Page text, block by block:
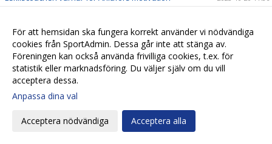
Eskilsminne IF - Ahlafors IF 2023-10-16 15:18
Eskils bröt förlustsviten 2023-10-15 16:04
Eskilsminne IF - Tvååkers IF 2023-10-10 11:45
Succédebut för 19-årige Amir men ny förlust
Eskils lyfter upp ny talang i A-truppen
Eskilscoachen vill se en kvalitetshöjning
Casper vägrar kasta in handduken
För att hemsidan ska fungera korrekt använder vi nödvändiga
cookies från SportAdmin. Dessa går inte att stänga av.
Föreningen kan också använda frivilliga cookies, t.ex. för
statistik eller marknadsföring. Du väljer själv om du vill
acceptera dessa.
Anpassa dina val
Acceptera nödvändiga Acceptera alla